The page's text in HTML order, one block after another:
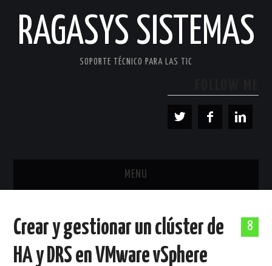
RAGASYS SISTEMAS
SOPORTE TÉCNICO PARA LAS TIC
MENU
ACERCA DE
8
Crear y gestionar un clúster de
HA y DRS en VMware vSphere